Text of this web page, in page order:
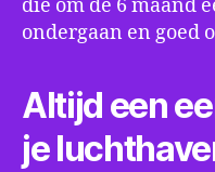
die om de 6 maand
ondergaan en goed
Altijd een
je